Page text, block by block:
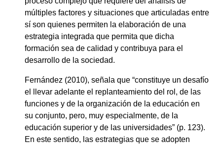
múltiples factores y situaciones que articuladas entre
sí son quienes permiten la elaboración de una
estrategia integrada que permita que dicha
formación sea de calidad y contribuya para el
desarrollo de la sociedad.
Fernández (2010), señala que “constituye un desafío
el llevar adelante el replanteamiento del rol, de las
funciones y de la organización de la educación en
su conjunto, pero, muy especialmente, de la
educación superior y de las universidades” (p. 123).
En este sentido, las estrategias que se adopten